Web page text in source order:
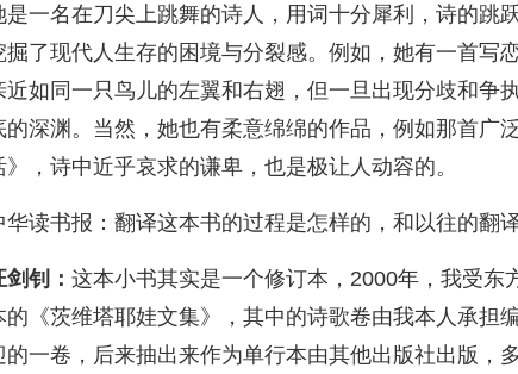
是一名在刀尖上跳舞的诗人，用词十分犀利，诗的跳
掘了现代人生存的困境与分裂感。例如，她有一首写
近如同一只鸟儿的左翼和右翅，但一旦出现分歧和争
的深渊。当然，她也有柔意绵绵的作品，例如那首广
》，诗中近乎哀求的谦卑，也是极让人动容的。
华读书报：翻译这本书的过程是怎样的，和以往的翻
剑钊： 这本小书其实是一个修订本，2000年，我受东
的《茨维塔耶娃文集》，其中的诗歌卷由我本人承担
的一卷，后来抽出来作为单行本由其他出版社出版，